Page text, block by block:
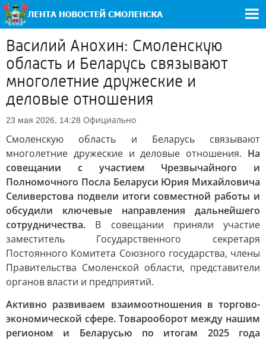
Василий Анохин: Смоленскую
область и Беларусь связывают
многолетние дружеские и
деловые отношения
23 мая 2026, 14:28 Официально
Смоленскую область и Беларусь связывают
многолетние дружеские и деловые отношения. На
совещании с участием Чрезвычайного и
Полномочного Посла Беларуси Юрия Михайловича
Селиверстова подвели итоги совместной работы и
обсудили ключевые направления дальнейшего
сотрудничества. В совещании приняли участие
заместитель Государственного секретаря
Постоянного Комитета Союзного государства, члены
Правительства Смоленской области, представители
органов власти и предприятий.
Активно развиваем взаимоотношения в торгово-
экономической сфере. Товарооборот между нашим
регионом и Беларусью по итогам 2025 года